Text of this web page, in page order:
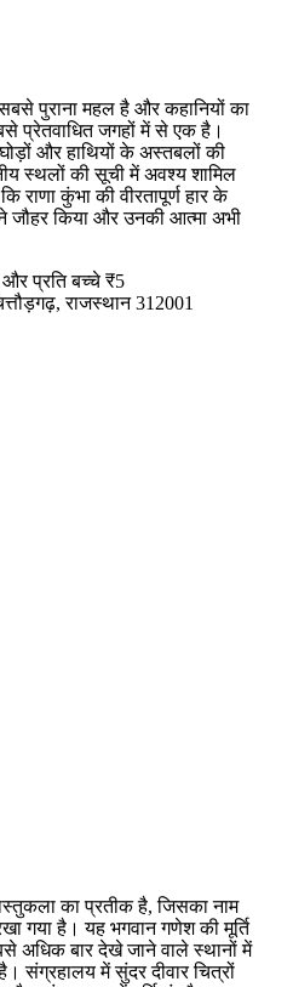
पुराना महल है और कहानियों का
प्रेतवाधित जगहों में से एक है।
और हाथियों के अस्तबलों की
स्थलों की सूची में अवश्य शामिल
राणा कुंभा की वीरतापूर्ण हार के
ने जौहर किया और उनकी आत्मा अभी
प्रति बच्चे ₹5
राजस्थान 312001
का प्रतीक है, जिसका नाम
गया है। यह भगवान गणेश की मूर्ति
अधिक बार देखे जाने वाले स्थानों में
संग्रहालय में सुंदर दीवार चित्रों